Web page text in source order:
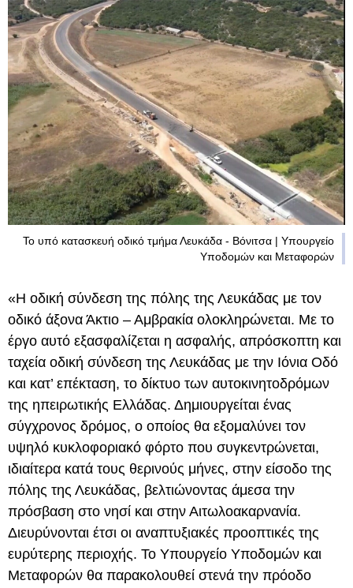
Το υπό κατασκευή οδικό τμήμα Λευκάδα - Βόνιτσα | Υπουργείο
Υποδομών και Μεταφορών
«Η οδική σύνδεση της πόλης της Λευκάδας με τον
οδικό άξονα Άκτιο – Αμβρακία ολοκληρώνεται. Με το
έργο αυτό εξασφαλίζεται η ασφαλής, απρόσκοπτη και
ταχεία οδική σύνδεση της Λευκάδας με την Ιόνια Οδό
και κατ’ επέκταση, το δίκτυο των αυτοκινητοδρόμων
της ηπειρωτικής Ελλάδας. Δημιουργείται ένας
σύγχρονος δρόμος, ο οποίος θα εξομαλύνει τον
υψηλό κυκλοφοριακό φόρτο που συγκεντρώνεται,
ιδιαίτερα κατά τους θερινούς μήνες, στην είσοδο της
πόλης της Λευκάδας, βελτιώνοντας άμεσα την
πρόσβαση στο νησί και στην Αιτωλοακαρνανία.
Διευρύνονται έτσι οι αναπτυξιακές προοπτικές της
ευρύτερης περιοχής. Το Υπουργείο Υποδομών και
Μεταφορών θα παρακολουθεί στενά την πρόοδο